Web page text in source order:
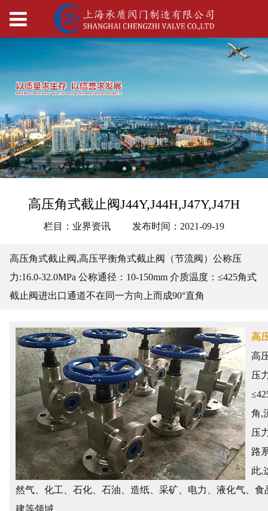
高压角式截止阀J44Y,J44H,J47Y,J47H
栏目：业界资讯 发布时间：2021-09-19
高压角式截止阀,高压平衡角式截止阀（节流阀）公称压
力:16.0-32.0MPa 公称通径：10-150mm 介质温度：≤425角式
截止阀进出口通道不在同一方向上而成90°直角
高
高
压
角,
压
路
此,
然气、化工、石化、石油、造纸、采矿、电力、液化气、
建等领域。